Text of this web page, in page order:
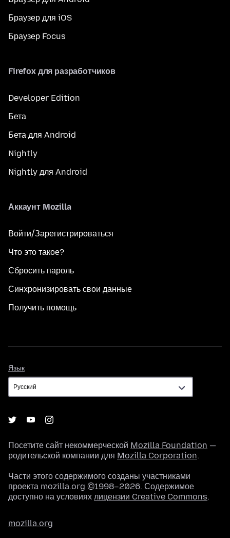
Браузер для iOS
Браузер Focus
Firefox для разработчиков
Developer Edition
Бета
Бета для Android
Nightly
Nightly для Android
Аккаунт Mozilla
Войти/Зарегистрироваться
Что это такое?
Сбросить пароль
Синхронизировать свои данные
Получить помощь
Язык
Посетите сайт некоммерческой Mozilla Foundation —
родительской компании для Mozilla Corporation.
Части этого содержимого созданы участниками
проекта mozilla.org ©1998–2026. Содержимое
доступно на условиях лицензии Creative Commons.
mozilla.org